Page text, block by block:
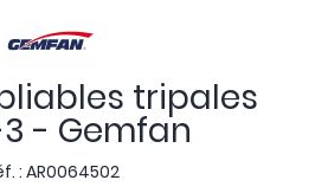
tripales
3 - Gemfan
: AR0064502